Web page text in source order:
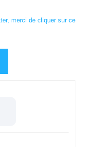
merci de cliquer sur ce